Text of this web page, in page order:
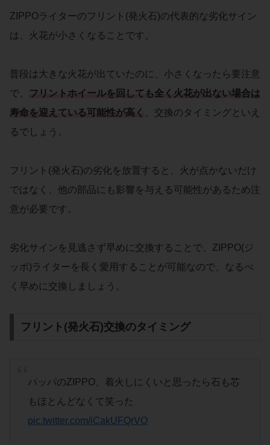
ZIPPOライターのフリント(発火石)の代表的な劣化サイン
は、火花が小さくなることです。
普段は大きな火花が出ていたのに、小さくなったら要注意
で、
フリントホイールを回しても全く火花が出ない場合は
寿命を迎えている可能性が高く
、交換のタイミングといえ
るでしょう。
フリント(発火石)の劣化を放置すると、火が点かないだけ
ではなく、他の部品にも影響を与える可能性があるため注
意が必要です。
劣化サインを見逃さず早めに交換することで、ZIPPO(ジ
ッポ)ライターを長く愛用することが可能なので、なるべ
く早めに交換しましょう。
フリント(発火石)交換のタイミング
パッパのZIPPO、着火しにくいと思ったら石も芯
もほとんどなくて笑った
pic.twitter.com/iCakUFQrVO